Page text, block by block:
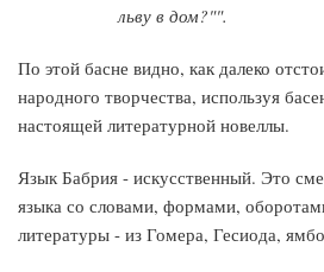
льву в дом?"".
По этой басне видно, как далеко
народного творчества, используя
настоящей литературной новеллы.
Язык Бабрия - искусственный. Это
языка со словами, формами,
литературы - из Гомера, Гесиода,